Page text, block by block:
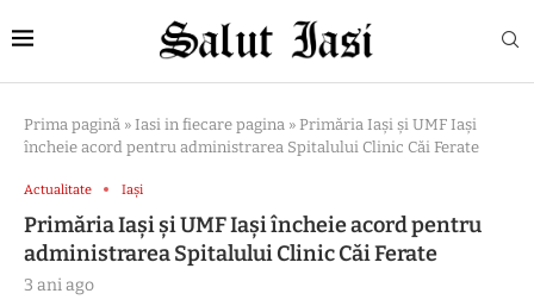
Prima pagină » Iasi in fiecare pagina » Primăria Iași și UMF Iași
încheie acord pentru administrarea Spitalului Clinic Căi Ferate
Actualitate Iași
Primăria Iași și UMF Iași încheie acord pentru
administrarea Spitalului Clinic Căi Ferate
3 ani ago